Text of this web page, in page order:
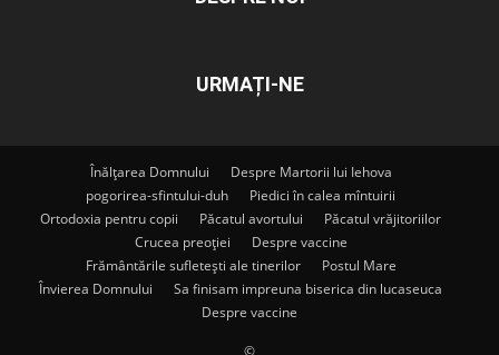
URMAȚI-NE
Înălțarea Domnului
Despre Martorii lui Iehova
pogorirea-sfintului-duh
Piedici în calea mîntuirii
Ortodoxia pentru copii
Păcatul avortului
Păcatul vrăjitoriilor
Crucea preoției
Despre vaccine
Frământările sufletești ale tinerilor
Postul Mare
Învierea Domnului
Sa finisam impreuna biserica din lucaseuca
Despre vaccine